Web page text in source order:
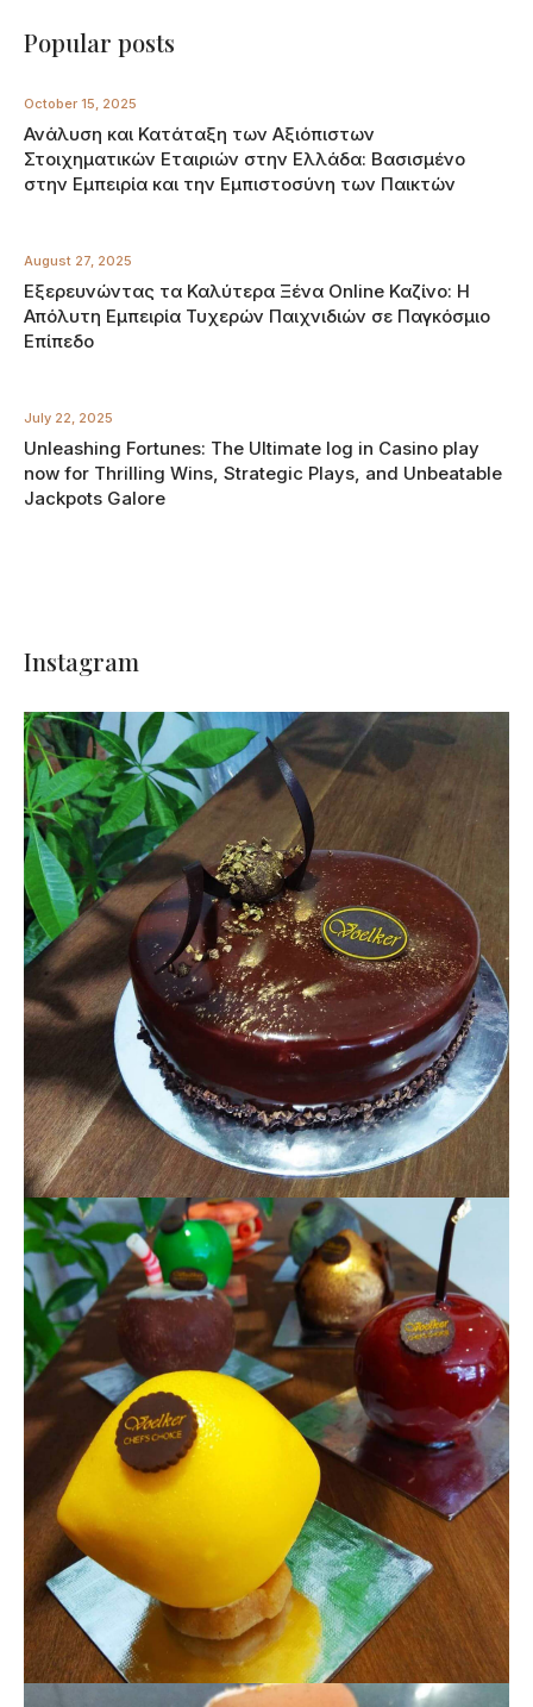
Popular posts
October 15, 2025
Ανάλυση και Κατάταξη των Αξιόπιστων
Στοιχηματικών Εταιριών στην Ελλάδα: Βασισμένο
στην Εμπειρία και την Εμπιστοσύνη των Παικτών
August 27, 2025
Εξερευνώντας τα Καλύτερα Ξένα Online Καζίνο: Η
Απόλυτη Εμπειρία Τυχερών Παιχνιδιών σε Παγκόσμιο
Επίπεδο
July 22, 2025
Unleashing Fortunes: The Ultimate log in Casino play
now for Thrilling Wins, Strategic Plays, and Unbeatable
Jackpots Galore
Instagram